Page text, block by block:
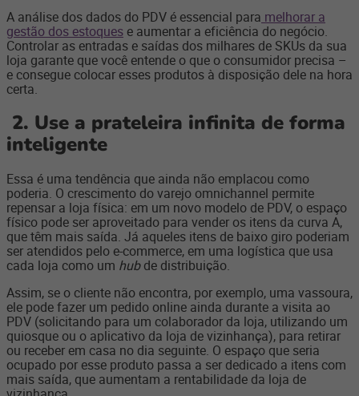
A análise dos dados do PDV é essencial para melhorar a
gestão dos estoques e aumentar a eficiência do negócio.
Controlar as entradas e saídas dos milhares de SKUs da sua
loja garante que você entende o que o consumidor precisa –
e consegue colocar esses produtos à disposição dele na hora
certa.
2. Use a prateleira infinita de forma
inteligente
Essa é uma tendência que ainda não emplacou como
poderia. O crescimento do varejo omnichannel permite
repensar a loja física: em um novo modelo de PDV, o espaço
físico pode ser aproveitado para vender os itens da curva A,
que têm mais saída. Já aqueles itens de baixo giro poderiam
ser atendidos pelo e-commerce, em uma logística que usa
cada loja como um hubde distribuição.
Assim, se o cliente não encontra, por exemplo, uma vassoura,
ele pode fazer um pedido online ainda durante a visita ao
PDV (solicitando para um colaborador da loja, utilizando um
quiosque ou o aplicativo da loja de vizinhança), para retirar
ou receber em casa no dia seguinte. O espaço que seria
ocupado por esse produto passa a ser dedicado a itens com
mais saída, que aumentam a rentabilidade da loja de